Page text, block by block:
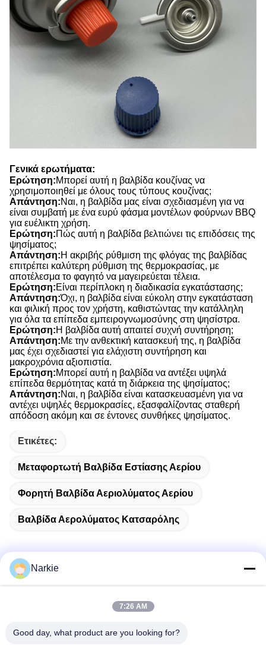
Γενικά ερωτήματα:
Ερώτηση:Μπορεί αυτή η βαλβίδα κουζίνας να
χρησιμοποιηθεί με όλους τους τύπους κουζίνας;
Απάντηση:Ναι, η βαλβίδα μας είναι σχεδιασμένη για να
είναι συμβατή με ένα ευρύ φάσμα μοντέλων φούρνων BBQ
για ευέλικτη χρήση.
Ερώτηση:Πώς αυτή η βαλβίδα βελτιώνει τις επιδόσεις της
ψησίματος;
Απάντηση:Η ακριβής ρύθμιση της φλόγας της βαλβίδας
επιτρέπει καλύτερη ρύθμιση της θερμοκρασίας, με
αποτέλεσμα το φαγητό να μαγειρεύεται τέλεια.
Ερώτηση:Είναι περίπλοκη η διαδικασία εγκατάστασης;
Απάντηση:Όχι, η βαλβίδα είναι εύκολη στην εγκατάσταση
και φιλική προς τον χρήστη, καθιστώντας την κατάλληλη
για όλα τα επίπεδα εμπειρογνωμοσύνης στη ψησίστρα.
Ερώτηση:Η βαλβίδα αυτή απαιτεί συχνή συντήρηση;
Απάντηση:Με την ανθεκτική κατασκευή της, η βαλβίδα
μας έχει σχεδιαστεί για ελάχιστη συντήρηση και
μακροχρόνια αξιοπιστία.
Ερώτηση:Μπορεί αυτή η βαλβίδα να αντέξει υψηλά
επίπεδα θερμότητας κατά τη διάρκεια της ψησίματος;
Απάντηση:Ναι, η βαλβίδα είναι κατασκευασμένη για να
αντέχει υψηλές θερμοκρασίες, εξασφαλίζοντας σταθερή
απόδοση ακόμη και σε έντονες συνθήκες ψησίματος.
Ετικέτες:
Μεταφορτωτή Βαλβίδα Εστίασης Αερίου
Φορητή Βαλβίδα Αεριολύματος Αερίου
Βαλβίδα Αερολύματος Κατσαρόλης
Οδός Yingbin αριθ. 100, ζώνη οικονομικής και τεχνολογικής
Narkie
7:26 AM
Good day, what product are you looking for?